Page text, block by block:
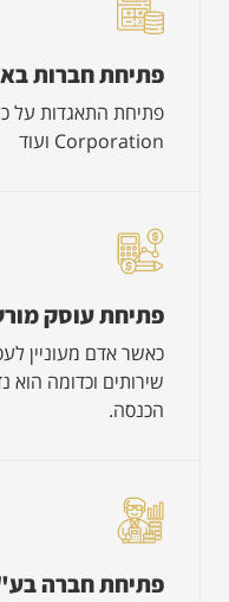
פתיחת חברות
Corporation ועוד
פתיחת עוסק
כאשר אדם מעוניין
שירותים וכדומה
הכנסה.
פתיחת חברה